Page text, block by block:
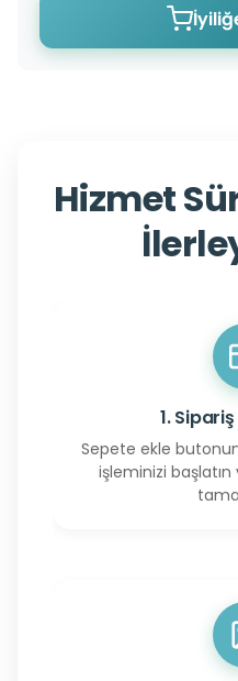
Hizmet
1.
Sepete ekle
işleminizi başlatın